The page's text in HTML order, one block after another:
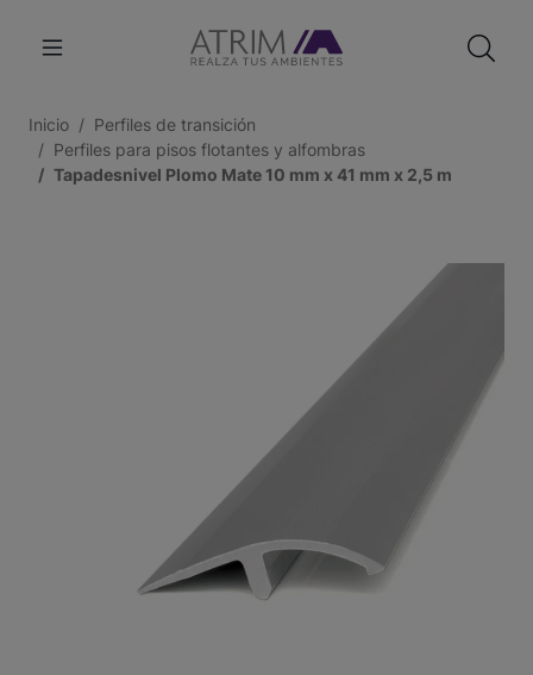
Inicio
Perfiles de transición
Perfiles para pisos flotantes y alfombras
Tapadesnivel Plomo Mate 10 mm x 41 mm x 2,5 m